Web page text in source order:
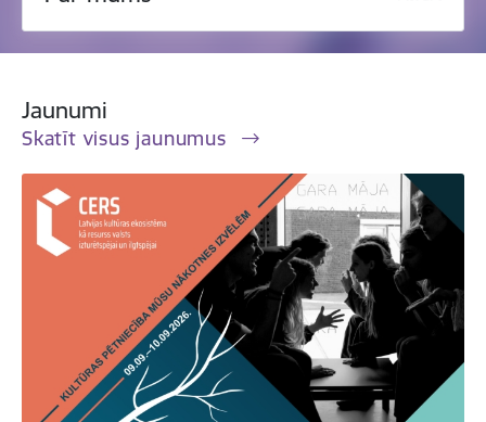
Jaunumi
Skatīt visus jaunumus